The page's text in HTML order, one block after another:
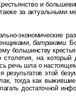
и
за актуальными
экономические
батраками.
большинству
на
речь шла о
результатов этой
тогда как
достаточной